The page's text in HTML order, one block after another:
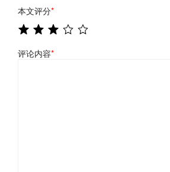
本文评分*
评论内容*